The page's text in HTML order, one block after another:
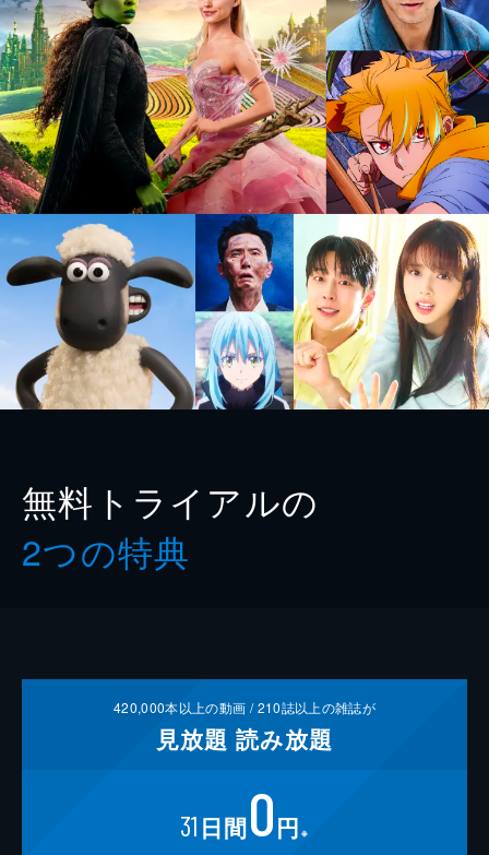
無料トライアルの
2つの特典
420,000本以上の動画 /210誌以上の雑誌が
見放題 読み放題
31 日間0円 ※